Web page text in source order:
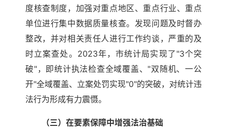
度核查制度，加强对重点地区、重点行业、重点
单位进行集中数据质量核查。发现问题及时督办
整改，并对相关责任人进行工作约谈，严重的及
时立案查处。2023年，市统计局实现了"3个突
破"，即统计执法检查全域覆盖、"双随机、一公
开"全域覆盖、立案处罚实现"0"的突破，对统计违
法行为形成有力震慑。
（三）在要素保障中增强法治基础